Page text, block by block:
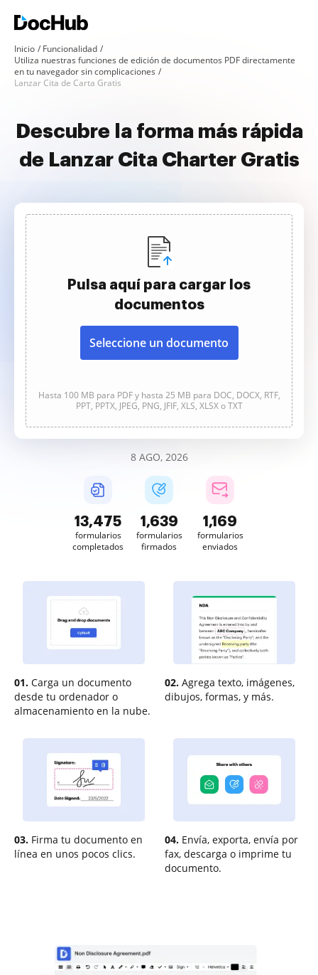
Inicio
Funcionalidad
Utiliza nuestras funciones de edición de documentos PDF directamente
en tu navegador sin complicaciones
Lanzar Cita de Carta Gratis
Descubre la forma más rápida
de Lanzar Cita Charter Gratis
Pulsa aquí para cargar los
documentos
Seleccione un documento
Hasta 100 MB para PDF y hasta 25 MB para DOC, DOCX, RTF,
PPT, PPTX, JPEG, PNG, JFIF, XLS, XLSX o TXT
8 AGO, 2026
13,475
formularios
completados
1,639
formularios
firmados
1,169
formularios
enviados
01. Carga un documento
desde tu ordenador o
almacenamiento en la nube.
02. Agrega texto, imágenes,
dibujos, formas, y más.
03. Firma tu documento en
línea en unos pocos clics.
04. Envía, exporta, envía por
fax, descarga o imprime tu
documento.